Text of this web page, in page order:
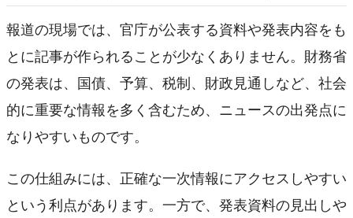
報道の現場では、官庁が公表する資料や発表内容をも
とに記事が作られることが少なくありません。財務省
の発表は、国債、予算、税制、財政見通しなど、社会
的に重要な情報を多く含むため、ニュースの出発点に
なりやすいものです。
この仕組みには、正確な一次情報にアクセスしやすい
という利点があります。一方で、発表資料の見出しや